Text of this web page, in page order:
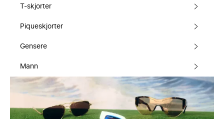
T-skjorter
Piqueskjorter
Gensere
Mann